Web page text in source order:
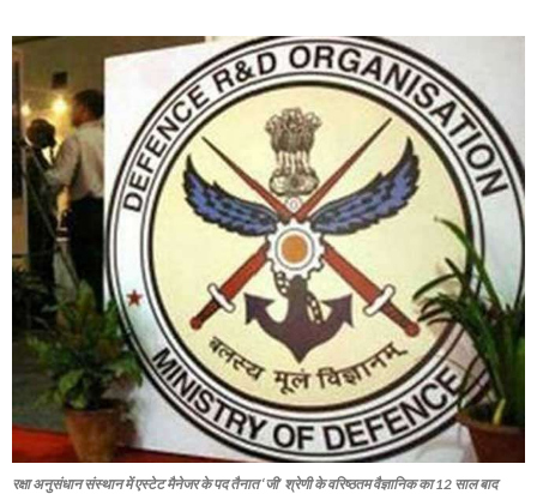
रक्षा अनुसंधान संस्थान में एस्टेट मैनेजर के पद तैनात ‘जी’ श्रेणी के वरिष्ठतम वैज्ञानिक का 12 साल बाद